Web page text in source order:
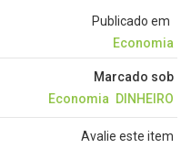
Publicado em
Economia
Marcado sob
Economia DINHEIRO
Avalie este item